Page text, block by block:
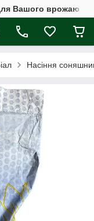
Вашого врожаю
Насіння